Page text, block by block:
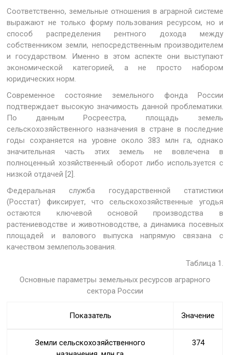
Соответственно, земельные отношения в аграрной системе
выражают не только форму пользования ресурсом, но и
способ распределения рентного дохода между
собственником земли, непосредственным производителем
и государством. Именно в этом аспекте они выступают
экономической категорией, а не просто набором
юридических норм.
Современное состояние земельного фонда России
подтверждает высокую значимость данной проблематики.
По данным Росреестра, площадь земель
сельскохозяйственного назначения в стране в последние
годы сохраняется на уровне около 383 млн га, однако
значительная часть этих земель не вовлечена в
полноценный хозяйственный оборот либо используется с
низкой отдачей [2].
Федеральная служба государственной статистики
(Росстат) фиксирует, что сельскохозяйственные угодья
остаются ключевой основой производства в
растениеводстве и животноводстве, а динамика посевных
площадей и валового выпуска напрямую связана с
качеством землепользования.
Таблица 1.
Основные параметры земельных ресурсов аграрного
сектора России
Показатель Значение
Земли сельскохозяйственного
374